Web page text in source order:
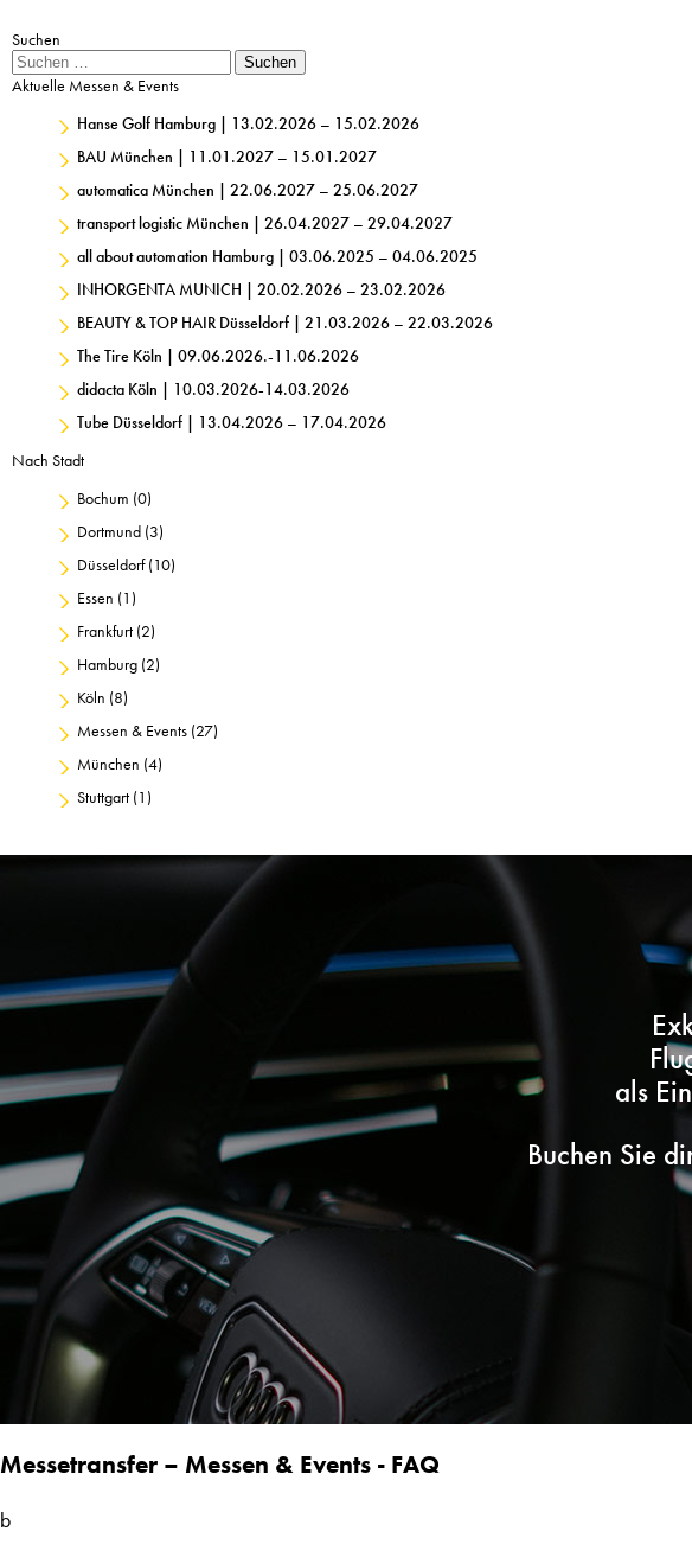
Suchen
Suche
Suchen
Aktuelle Messen & Events
Hanse Golf Hamburg | 13.02.2026 – 15.02.2026
BAU München | 11.01.2027 – 15.01.2027
automatica München | 22.06.2027 – 25.06.2027
transport logistic München | 26.04.2027 – 29.04.2027
all about automation Hamburg | 03.06.2025 – 04.06.2025
INHORGENTA MUNICH | 20.02.2026 – 23.02.2026
BEAUTY & TOP HAIR Düsseldorf | 21.03.2026 – 22.03.2026
The Tire Köln | 09.06.2026.-11.06.2026
didacta Köln | 10.03.2026-14.03.2026
Tube Düsseldorf | 13.04.2026 – 17.04.2026
Nach Stadt
Bochum (0)
Dortmund (3)
Düsseldorf(10)
Essen (1)
Frankfurt (2)
Hamburg (2)
Köln (8)
Messen & Events (27)
München (4)
Stuttgart (1)
als
Buchen Sie
Messetransfer – Messen & Events - FAQ
b